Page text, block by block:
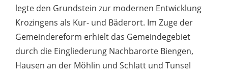
legte den Grundstein zur modernen Entwicklung
Krozingens als Kur- und Bäderort. Im Zuge der
Gemeindereform erhielt das Gemeindegebiet
durch die Eingliederung Nachbarorte Biengen,
Hausen an der Möhlin und Schlatt und Tunsel